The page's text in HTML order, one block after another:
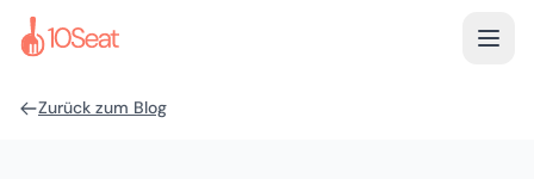
Zurück zum Blog